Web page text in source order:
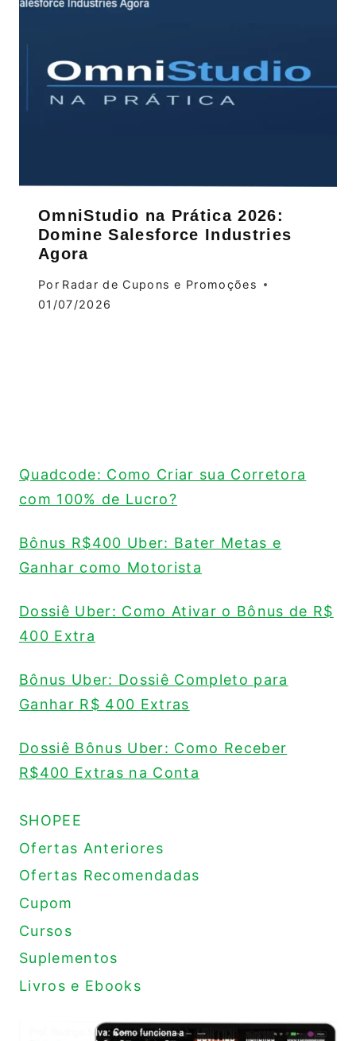
OmniStudio na Prática 2026:
Domine Salesforce Industries
Agora
Por Radar de Cupons e Promoções
01/07/2026
Quadcode: Como Criar sua Corretora
com 100% de Lucro?
Bônus R$400 Uber: Bater Metas e
Ganhar como Motorista
Dossiê Uber: Como Ativar o Bônus de R$
400 Extra
Bônus Uber: Dossiê Completo para
Ganhar R$ 400 Extras
Dossiê Bônus Uber: Como Receber
R$400 Extras na Conta
SHOPEE
Ofertas Anteriores
Ofertas Recomendadas
Cupom
Cursos
Suplementos
Livros e Ebooks